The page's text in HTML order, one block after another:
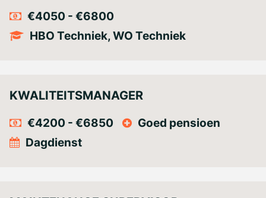
€4050 - €6800
HBO Techniek, WO Techniek
KWALITEITSMANAGER
€4200 - €6850
Goed pensioen
Dagdienst